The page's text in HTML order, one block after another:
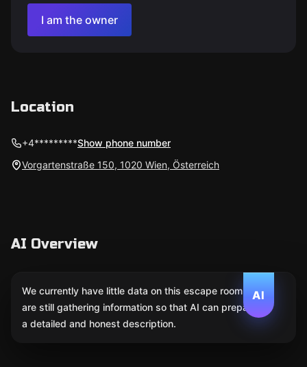
I am the owner
Location
+4*********Show phone number
Vorgartenstraße 150, 1020 Wien, Österreich
AI Overview
AI
We currently have little data on this escape room. We
are still gathering information so that AI can prepare
a detailed and honest description.